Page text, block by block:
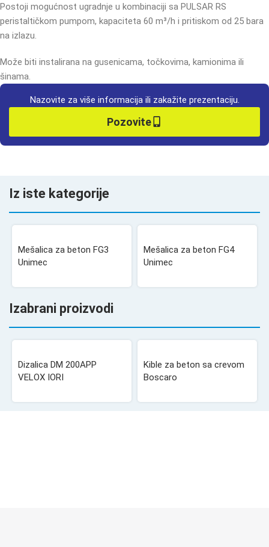
Postoji mogućnost ugradnje u kombinaciji sa PULSAR RS
peristaltičkom pumpom, kapaciteta 60 m³/h i pritiskom od 25 bara
na izlazu.
Može biti instalirana na gusenicama, točkovima, kamionima ili
šinama.
Nazovite za više informacija ili zakažite prezentaciju.
Pozovite
Iz iste kategorije
Mešalica za beton FG3
Unimec
Mešalica za beton FG4
Unimec
Izabrani proizvodi
Dizalica DM 200APP
VELOX IORI
Kible za beton sa crevom
Boscaro